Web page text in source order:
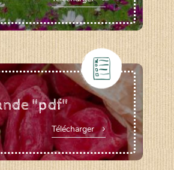
"pdf"
Télécharger